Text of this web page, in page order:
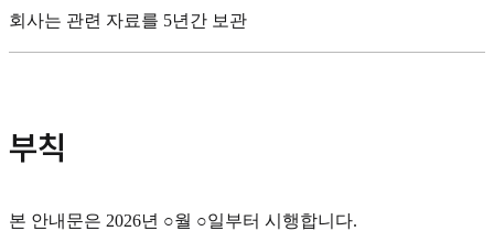
회사는 관련 자료를 5년간 보관
부칙
본 안내문은 2026년 ○월 ○일부터 시행합니다.